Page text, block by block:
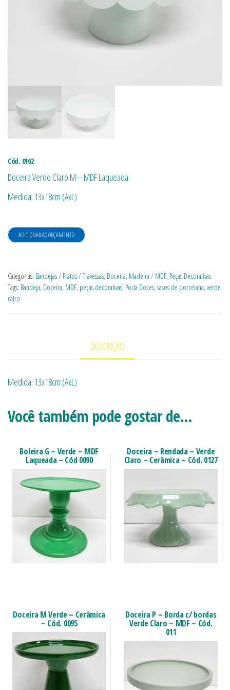
Cód. 0162
Doceira Verde Claro M – MDF Laqueada
Medida: 13x18cm (AxL)
ADICIONAR AO ORÇAMENTO
Categorias: Bandejas / Pratos / Travessas, Doceira, Madeira / MDF, Peças Decorativas
Tags: Bandeja, Doceira, MDF, peças decorativas, Porta Doces, vasos de porcelana, verde
calro
DESCRIÇÃO
Medida: 13x18cm (AxL)
Você também pode gostar de…
Boleira G – Verde – MDF
Laqueada – Cód 0090
Doceira – Rendada – Verde
Claro – Cerâmica – Cód. 0127
Doceira M Verde – Cerâmica
– Cód. 0095
Doceira P – Borda c/ bordas
Verde Claro – MDF – Cód.
011